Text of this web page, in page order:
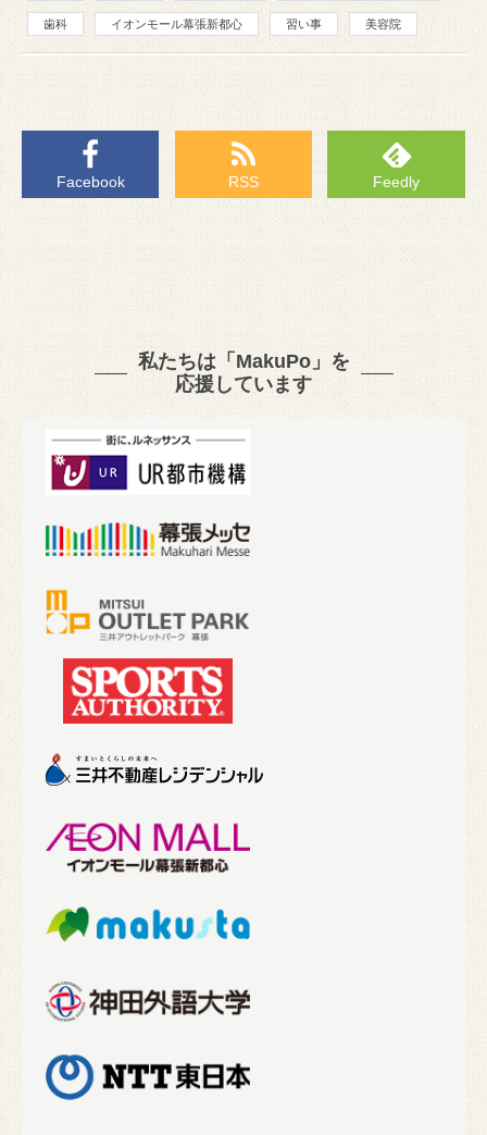
歯科 イオンモール幕張新都心 習い事 美容院
Facebook RSS Feedly
私たちは「MakuPo」を
応援しています